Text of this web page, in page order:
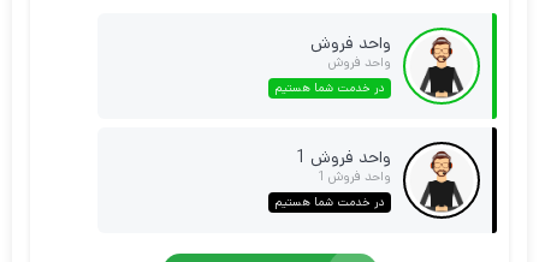
واحد فروش
واحد فروش
در خدمت شما هستیم
واحد فروش 1
واحد فروش 1
در خدمت شما هستیم